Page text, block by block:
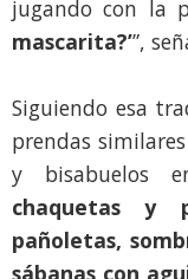
jugando con la
mascarita?’”,
Siguiendo esa
prendas
y bisabuelos
chaquetas y
pañoletas,
sábanas con